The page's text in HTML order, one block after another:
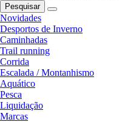
Pesquisar
Novidades
Desportos de Inverno
Caminhadas
Trail running
Corrida
Escalada / Montanhismo
Aquático
Pesca
Liquidação
Marcas